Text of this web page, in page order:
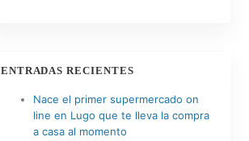
ENTRADAS RECIENTES
Nace el primer supermercado on
line en Lugo que te lleva la compra
a casa al momento